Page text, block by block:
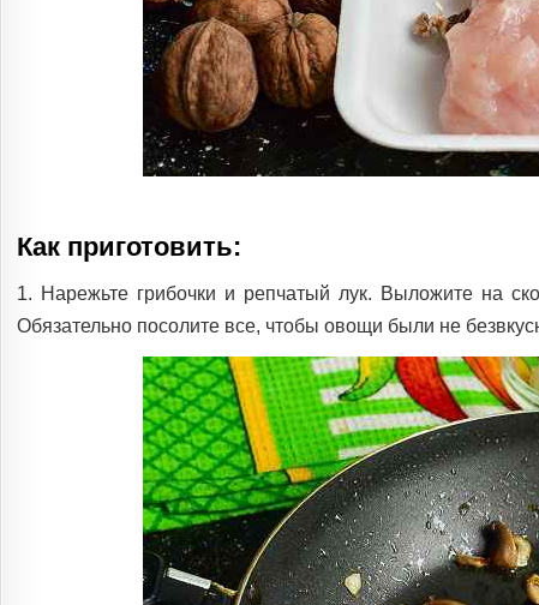
Как приготовить:
1. Нарежьте грибочки и репчатый лук. Выложите на
Обязательно посолите все, чтобы овощи были не